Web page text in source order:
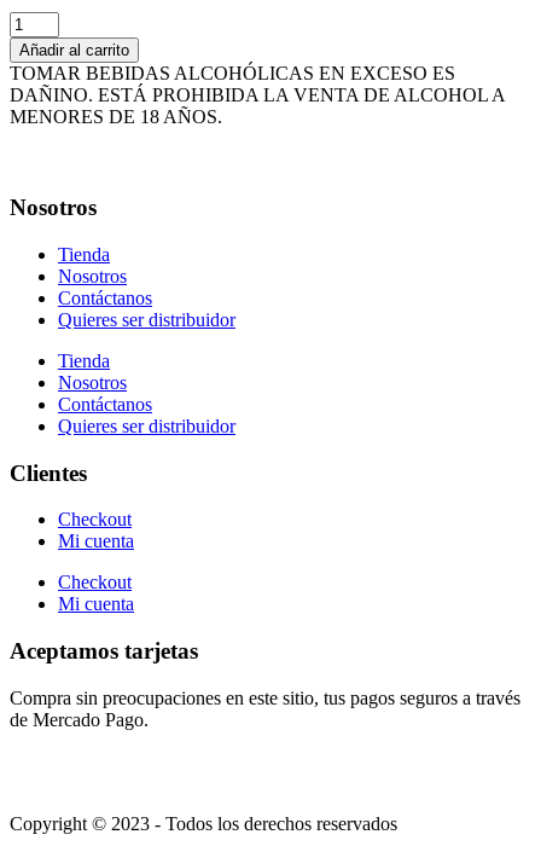
WINE
IN
THE
VAGINE
cantidad
Añadir al carrito
TOMAR BEBIDAS ALCOHÓLICAS EN EXCESO ES
DAÑINO. ESTÁ PROHIBIDA LA VENTA DE ALCOHOL A
MENORES DE 18 AÑOS.
Nosotros
Tienda
Nosotros
Contáctanos
Quieres ser distribuidor
Tienda
Nosotros
Contáctanos
Quieres ser distribuidor
Clientes
Checkout
Mi cuenta
Checkout
Mi cuenta
Aceptamos tarjetas
Compra sin preocupaciones en este sitio, tus pagos seguros a través
de Mercado Pago.
Copyright © 2023 - Todos los derechos reservados